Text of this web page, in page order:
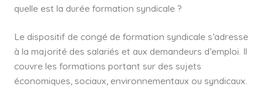
quelle est la durée formation syndicale ?
Le dispositif de congé de formation syndicale s’adresse
à la majorité des salariés et aux demandeurs d’emploi. Il
couvre les formations portant sur des sujets
économiques, sociaux, environnementaux ou syndicaux.